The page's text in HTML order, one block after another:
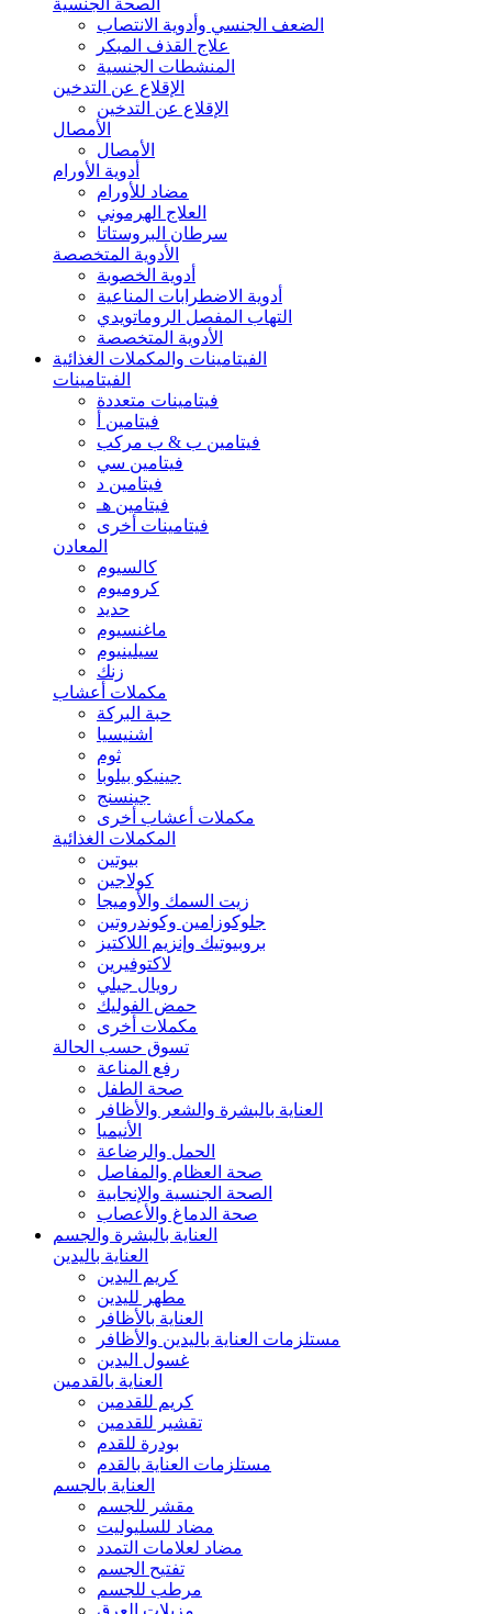
الصحة الجنسية
الضعف الجنسي وأدوية الانتصاب
علاج القذف المبكر
المنشطات الجنسية
الإقلاع عن التدخين
الإقلاع عن التدخين
الأمصال
الأمصال
أدوية الأورام
مضاد للأورام
العلاج الهرموني
سرطان البروستاتا
الأدوية المتخصصة
أدوية الخصوبة
أدوية الاضطرابات المناعية
التهاب المفصل الروماتويدي
الأدوية المتخصصة
الفيتامينات والمكملات الغذائية
الفيتامينات
فيتامينات متعددة
فيتامين أ
فيتامين ب & ب مركب
فيتامين سي
فيتامين د
فيتامين هـ
فيتامينات أخرى
المعادن
كالسيوم
كروميوم
حديد
ماغنسيوم
سيلينيوم
زنك
مكملات أعشاب
حبة البركة
اشنيسيا
ثوم
جينيكو بيلوبا
جينسنج
مكملات أعشاب أخرى
المكملات الغذائية
بيوتين
كولاجين
زيت السمك والأوميجا
جلوكوزامين وكوندروتين
بروبيوتيك وإنزيم اللاكتيز
لاكتوفيرين
رويال جيلي
حمض الفوليك
مكملات أخرى
تسوق حسب الحالة
رفع المناعة
صحة الطفل
العناية بالبشرة والشعر والأظافر
الأنيميا
الحمل والرضاعة
صحة العظام والمفاصل
الصحة الجنسية والإنجابية
صحة الدماغ والأعصاب
العناية بالبشرة والجسم
العناية باليدين
كريم اليدين
مطهر لليدين
العناية بالأظافر
مستلزمات العناية باليدين والأظافر
غسول اليدين
العناية بالقدمين
كريم للقدمين
تقشير للقدمين
بودرة للقدم
مستلزمات العناية بالقدم
العناية بالجسم
مقشر للجسم
مضاد للسليوليت
مضاد لعلامات التمدد
تفتيح الجسم
مرطب للجسم
مزيلات العرق